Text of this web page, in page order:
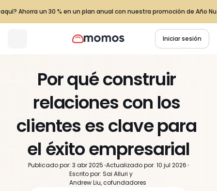
Por qué construir
relaciones con los
clientes es clave para
el éxito empresarial
Publicado por: 3 abr 2025 Actualizado por: 10 jul 2026
Escrito por: Sai Alluri y
Andrew Liu, cofundadores
Ahorra un 30 % en un plan anual con nuestra promoción de Año
Iniciar sesión